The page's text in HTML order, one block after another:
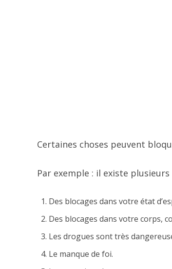
Certaines choses peuvent
Par exemple : il existe
Des blocages dans votre état
Des blocages dans votre corps,
Les drogues sont très
Le manque de foi.